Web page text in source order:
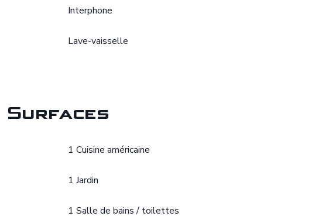
Interphone
Lave-vaisselle
Surfaces
1 Cuisine américaine
1 Jardin
1 Salle de bains / toilettes